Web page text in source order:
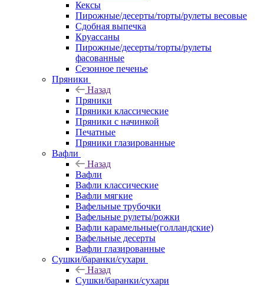
Кексы
Пирожные/десерты/торты/рулеты весовые
Сдобная выпечка
Круассаны
Пирожные/десерты/торты/рулеты
фасованные
Сезонное печенье
Пряники
Назад
Пряники
Пряники классические
Пряники с начинкой
Печатные
Пряники глазированные
Вафли
Назад
Вафли
Вафли классические
Вафли мягкие
Вафельные трубочки
Вафельные рулеты/рожки
Вафли карамельные(голландские)
Вафельные десерты
Вафли глазированные
Сушки/баранки/сухари
Назад
Сушки/баранки/сухари